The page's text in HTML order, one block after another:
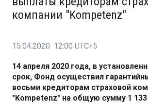
компании "Kompetenz"
15.04.2020 12:00 UTC+5
14 апреля 2020 года, в
срок, Фонд осуществил
восьми кредиторам страховой
"Kompetenz" на общую сумму 1 133